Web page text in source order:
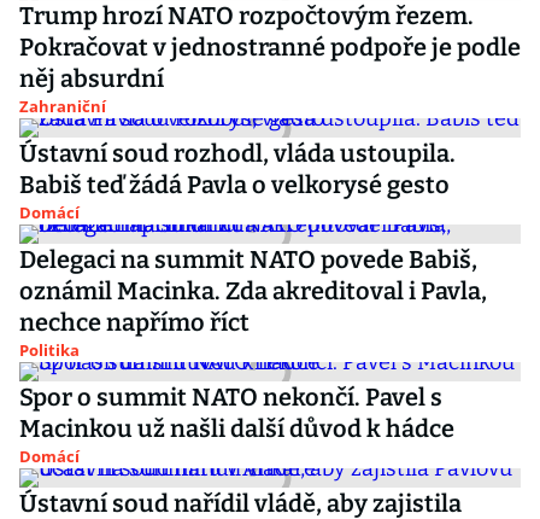
Trump hrozí NATO rozpočtovým řezem.
Pokračovat v jednostranné podpoře je podle
něj absurdní
Zahraniční
Ústavní soud rozhodl, vláda ustoupila.
Babiš teď žádá Pavla o velkorysé gesto
Domácí
Delegaci na summit NATO povede Babiš,
oznámil Macinka. Zda akreditoval i Pavla,
nechce napřímo říct
Politika
Spor o summit NATO nekončí. Pavel s
Macinkou už našli další důvod k hádce
Domácí
Ústavní soud nařídil vládě, aby zajistila